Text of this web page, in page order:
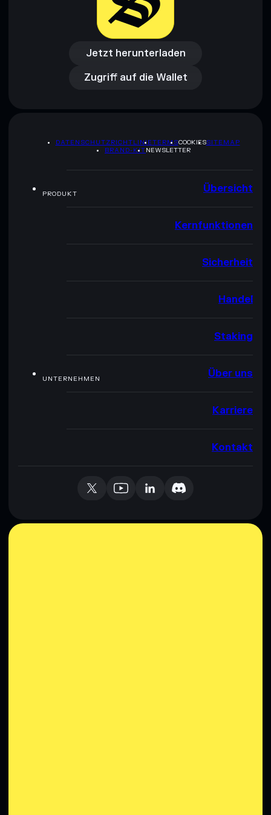
Jetzt herunterladen
Jetzt herunterladen
Zugriff auf die Wallet
Zugriff auf die Wallet
DATENSCHUTZRICHTLINIETERMSCOOKIESSITEMAP
BRAND-KITNEWSLETTER
PRODUKT Übersicht
Kernfunktionen
Sicherheit
Handel
Staking
UNTERNEHMEN Über uns
Karriere
Kontakt